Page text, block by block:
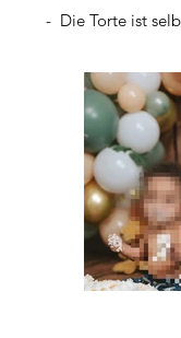
- Die Torte ist